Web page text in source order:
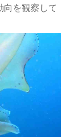
を観察して